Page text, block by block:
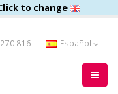
to change
816 Español